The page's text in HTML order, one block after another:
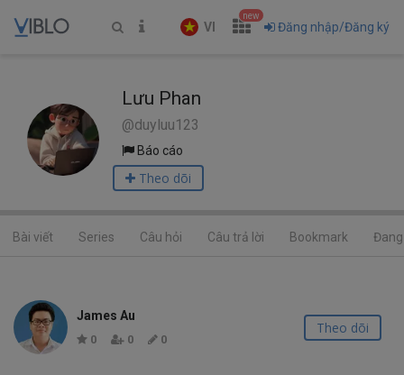
VI
new
Đăng nhập/Đăng ký
Lưu Phan
@duyluu123
Báo cáo
Theo dõi
Bài viết Series Câu hỏi Câu trả lời Bookmark
James Au
0 0 0
Theo dõi